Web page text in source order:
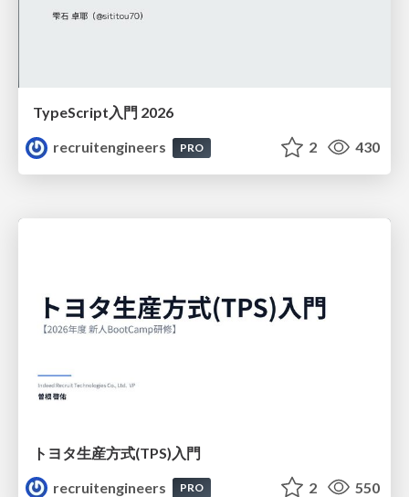
TypeScript入門 2026
recruitengineers
PRO 2 430
トヨタ⽣産⽅式(TPS)⼊⾨
recruitengineers
PRO 2 550